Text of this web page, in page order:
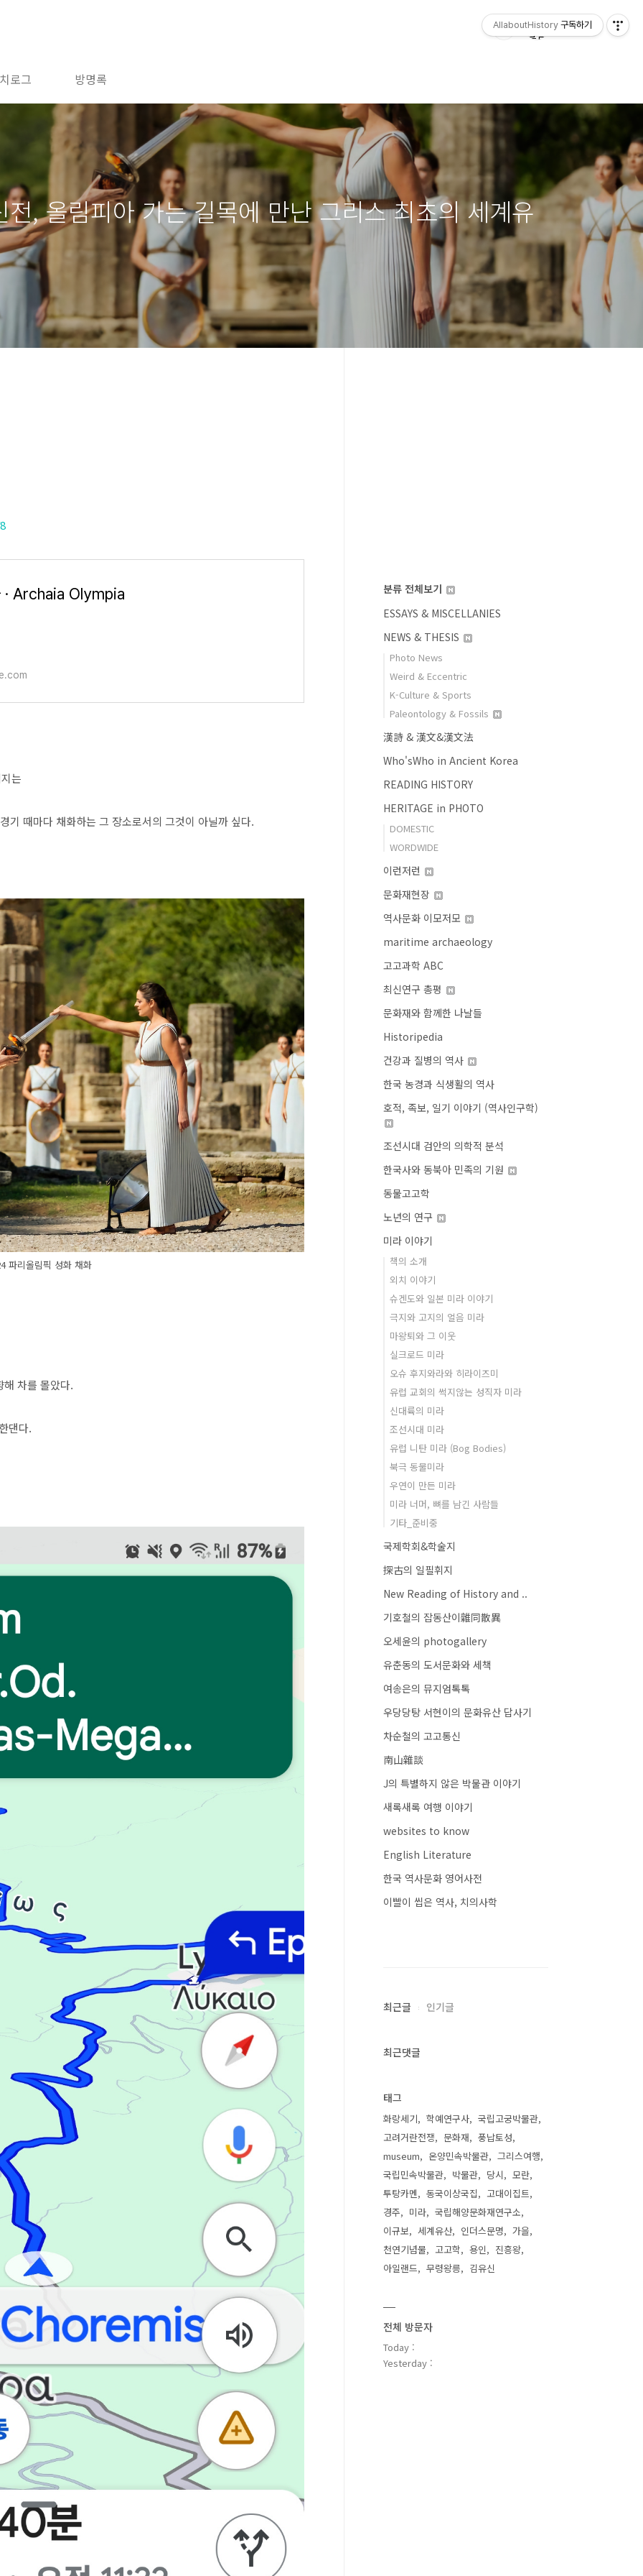
로그 방명록
, 올림피아 가는 길목에 만난 그리스 최초의 세계유
· Archaia Olympia
는
기 때마다 채화하는 그 장소로서의 그것이 아닐까 싶다.
파리올림픽 성화 채화
차를 몰았다.
댄다.
분류 전체보기
ESSAYS & MISCELLANIES
NEWS & THESIS
Photo News
Weird & Eccentric
K-Culture & Sports
Paleontology & Fossils
漢詩 & 漢文&漢文法
Who'sWho in Ancient Korea
READING HISTORY
HERITAGE in PHOTO
DOMESTIC
WORDWIDE
이런저런
문화재현장
역사문화 이모저모
maritime archaeology
고고과학 ABC
최신연구 총평
문화재와 함께한 나날들
Historipedia
건강과 질병의 역사
한국 농경과 식생활의 역사
호적, 족보, 일기 이야기 (역사인구학)
조선시대 검안의 의학적 분석
한국사와 동북아 민족의 기원
동물고고학
노년의 연구
미라 이야기
책의 소개
외치 이야기
슈겐도와 일본 미라 이야기
극지와 고지의 얼음 미라
마왕퇴와 그 이웃
실크로드 미라
오슈 후지와라와 히라이즈미
유럽 교회의 썩지않는 성직자 미라
신대륙의 미라
조선시대 미라
유럽 니탄 미라 (Bog Bodies)
북극 동물미라
우연이 만든 미라
미라 너머, 뼈를 남긴 사람들
기타_준비중
국제학회&학술지
探古의 일필휘지
New Reading of History and ..
기호철의 잡동산이雜同散異
오세윤의 photogallery
유춘동의 도서문화와 세책
여송은의 뮤지엄톡톡
우당당탕 서현이의 문화유산 답사기
차순철의 고고통신
南山雜談
J의 특별하지 않은 박물관 이야기
새록새록 여행 이야기
websites to know
English Literature
한국 역사문화 영어사전
이빨이 씹은 역사, 치의사학
최근글 인기글
최근댓글
태그
화랑세기 학예연구사
국립고궁박물관
고려거란전쟁
문화재
풍납토성
museum
온양민속박물관
그리스여행
국립민속박물관
박물관 당시
모란
투탕카멘
동국이상국집
고대이집트
경주
미라
국립해양문화재연구소
이규보
세계유산 인더스문명
가을
천연기념물
고고학 용인
진흥왕
아일랜드
무령왕릉 김유신
전체 방문자
Today :
Yesterday :
AllaboutHistory 구독하기